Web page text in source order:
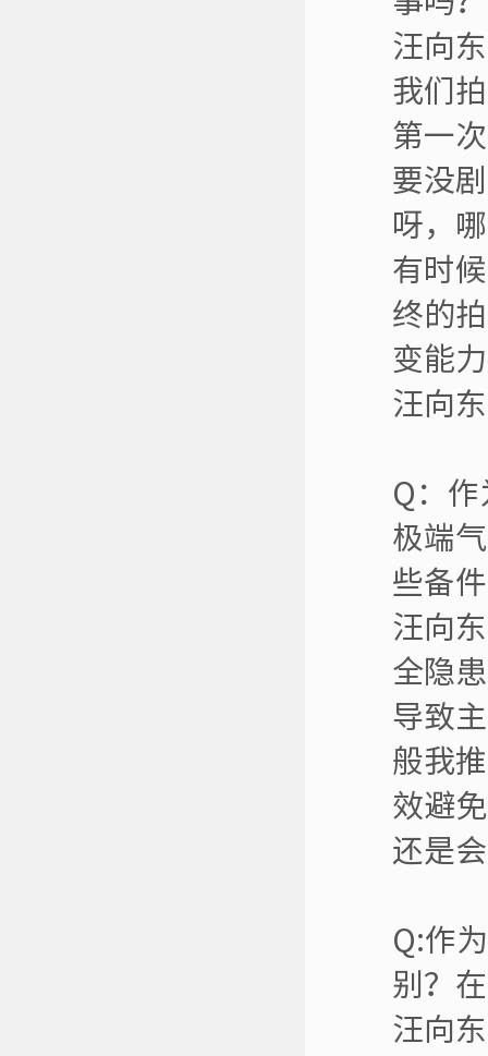
汪向
我们
第一
要没
呀，
有时
终的
变能
汪向
Q：
极端
些备
汪向
全隐
导致
般我
效避
还是
Q:作
别？
汪向